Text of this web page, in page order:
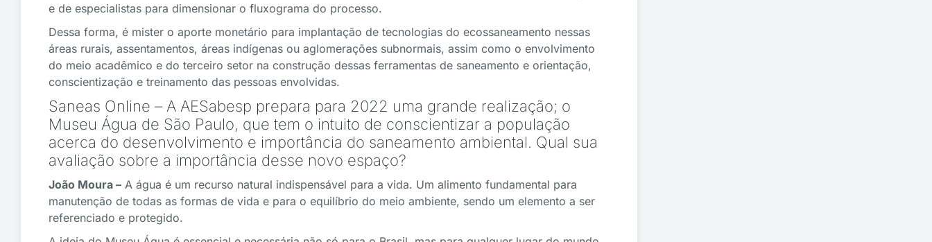
e de especialistas para dimensionar o fluxograma do processo.
Dessa forma, é mister o aporte monetário para implantação de tecnologias do ecossaneamento nessas
áreas rurais, assentamentos, áreas indígenas ou aglomerações subnormais, assim como o envolvimento
do meio acadêmico e do terceiro setor na construção dessas ferramentas de saneamento e orientação,
conscientização e treinamento das pessoas envolvidas.
Saneas Online – A AESabesp prepara para 2022 uma grande realização; o
Museu Água de São Paulo, que tem o intuito de conscientizar a população
acerca do desenvolvimento e importância do saneamento ambiental. Qual sua
avaliação sobre a importância desse novo espaço?
João Moura – A água é um recurso natural indispensável para a vida. Um alimento fundamental para
manutenção de todas as formas de vida e para o equilíbrio do meio ambiente, sendo um elemento a ser
referenciado e protegido.